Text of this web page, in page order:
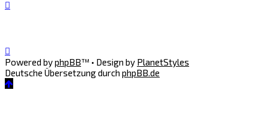
Powered byphpBB™ • Design by PlanetStyles
Deutsche Übersetzung durch phpBB.de